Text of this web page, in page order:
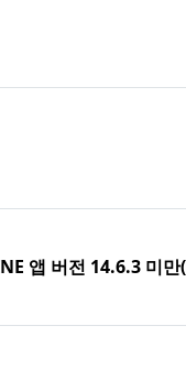
앱 버전 14.6.3 미